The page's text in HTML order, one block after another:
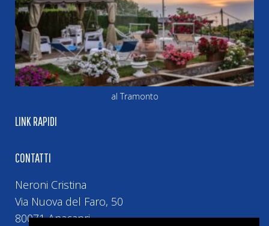
al Tramonto
LINK RAPIDI
CONTATTI
Neroni Cristina
Via Nuova del Faro, 50
80071 Anacapri